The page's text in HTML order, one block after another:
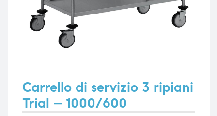
Carrello di servizio 3 ripiani
Trial – 1000/600